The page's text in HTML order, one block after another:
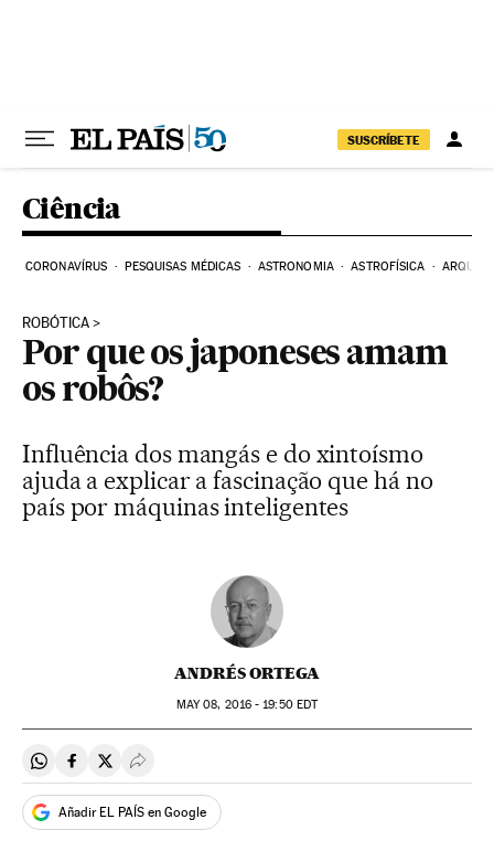
SUSCRÍBETE
Ciência
CORONAVÍRUS PESQUISAS MÉDICAS ASTRONOMIA ASTROFÍSICA
ROBÓTICA
Por que os japoneses amam
os robôs?
Influência dos mangás e do xintoísmo
ajuda a explicar a fascinação que há no
país por máquinas inteligentes
ANDRÉS ORTEGA
MAY08, 2016 - 19:50EDT
Compartir en Whatsapp
Compartir en Facebook
Compartir en Twitter
Desplegar Redes Sociales
Añadir EL PAÍS en Google